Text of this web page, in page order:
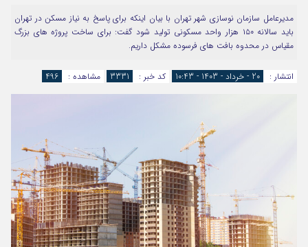
مرا به خاطر بسپار
مدیرعامل سازمان نوسازی شهر تهران با بیان اینکه برای پاسخ به نیاز مسکن در تهران
باید سالانه ۱۵۰ هزار واحد مسکونی تولید شود گفت: برای ساخت پروژه های بزرگ
مقیاس در محدوه بافت های فرسوده مشکل داریم.
انتشار : 20 - خرداد - 1403 - 10:43 کد خبر : 3331 مشاهده : 496